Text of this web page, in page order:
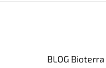
BLOG Bioterra